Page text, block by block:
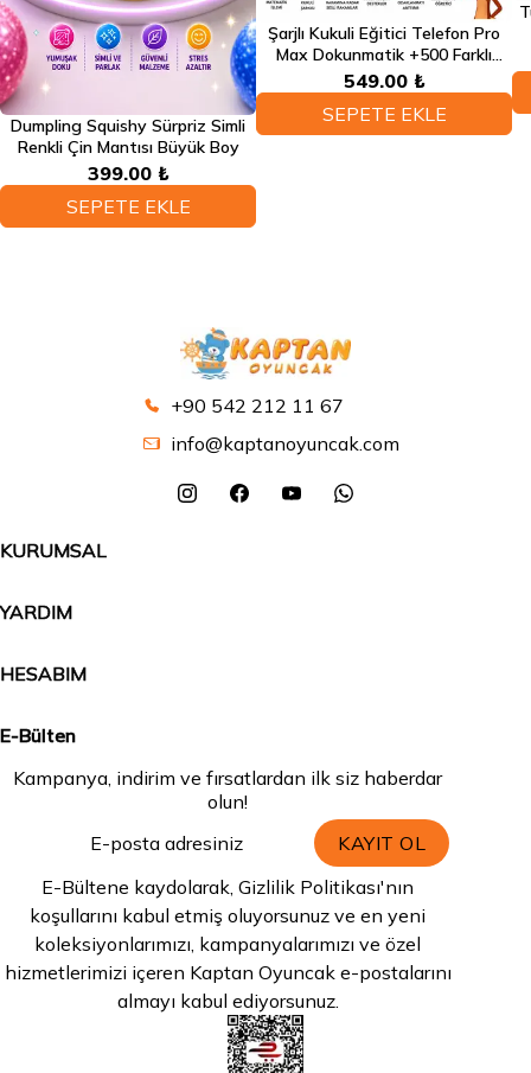
SEPETE EKLE
Dumpling Squishy Sürpriz Simli
Renkli Çin Mantısı Büyük Boy
399.00 ₺
SEPETE EKLE
Şarjlı Kukuli Eğitici Telefon Pro
Max Dokunmatik +500 Farklı
Eğitici Türkçe Sesli Fonksiyonlu
Telefon
549.00 ₺
+90 542 212 11 67
info@kaptanoyuncak.com
KURUMSAL
YARDIM
HESABIM
E-Bülten
Kampanya, indirim ve fırsatlardan ilk siz haberdar
olun!
KAYIT OL
E-Bültene kaydolarak, Gizlilik Politikası'nın
koşullarını kabul etmiş oluyorsunuz ve en yeni
koleksiyonlarımızı, kampanyalarımızı ve özel
hizmetlerimizi içeren Kaptan Oyuncak e-postalarını
almayı kabul ediyorsunuz.